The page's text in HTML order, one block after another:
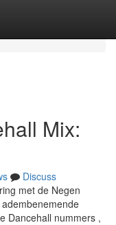
Mix:
Discuss
met de Negen
Dancehall nummers ,